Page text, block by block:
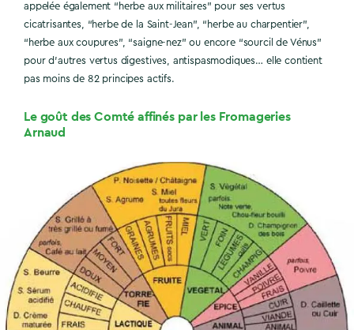
appelée également “herbe aux militaires” pour ses vertus
cicatrisantes, “herbe de la Saint-Jean”, “herbe au charpentier”,
“herbe aux coupures”, “saigne-nez” ou encore “sourcil de Vénus”
pour d’autres vertus digestives, antispasmodiques… elle contient
pas moins de 82 principes actifs.
Le goût des Comté affinés par les Fromageries
Arnaud